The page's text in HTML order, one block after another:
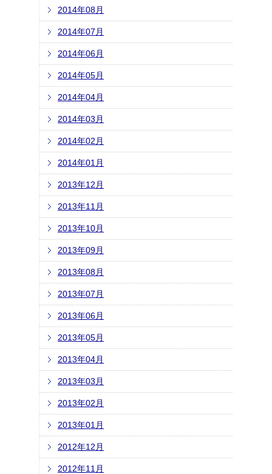
2014年08月
2014年07月
2014年06月
2014年05月
2014年04月
2014年03月
2014年02月
2014年01月
2013年12月
2013年11月
2013年10月
2013年09月
2013年08月
2013年07月
2013年06月
2013年05月
2013年04月
2013年03月
2013年02月
2013年01月
2012年12月
2012年11月